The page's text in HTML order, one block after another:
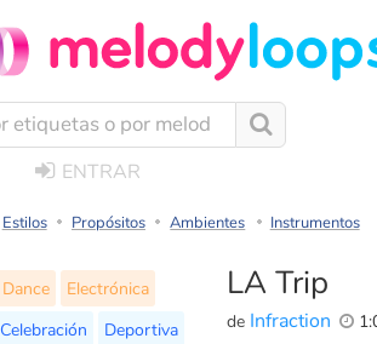
ENTRAR
Estilos Propósitos Ambientes Instrumentos
LA Trip
de Infraction
Dance
Electrónica
Celebración
Deportiva